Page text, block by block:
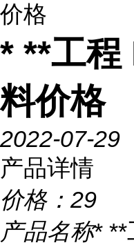
价格
* **工程
料价格
2022-07-29
产品详情
价格： 29
产品名称* **